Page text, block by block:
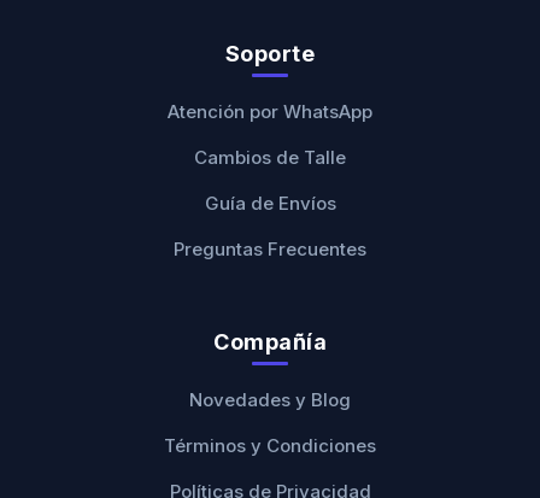
Soporte
Atención por WhatsApp
Cambios de Talle
Guía de Envíos
Preguntas Frecuentes
Compañía
Novedades y Blog
Términos y Condiciones
Políticas de Privacidad